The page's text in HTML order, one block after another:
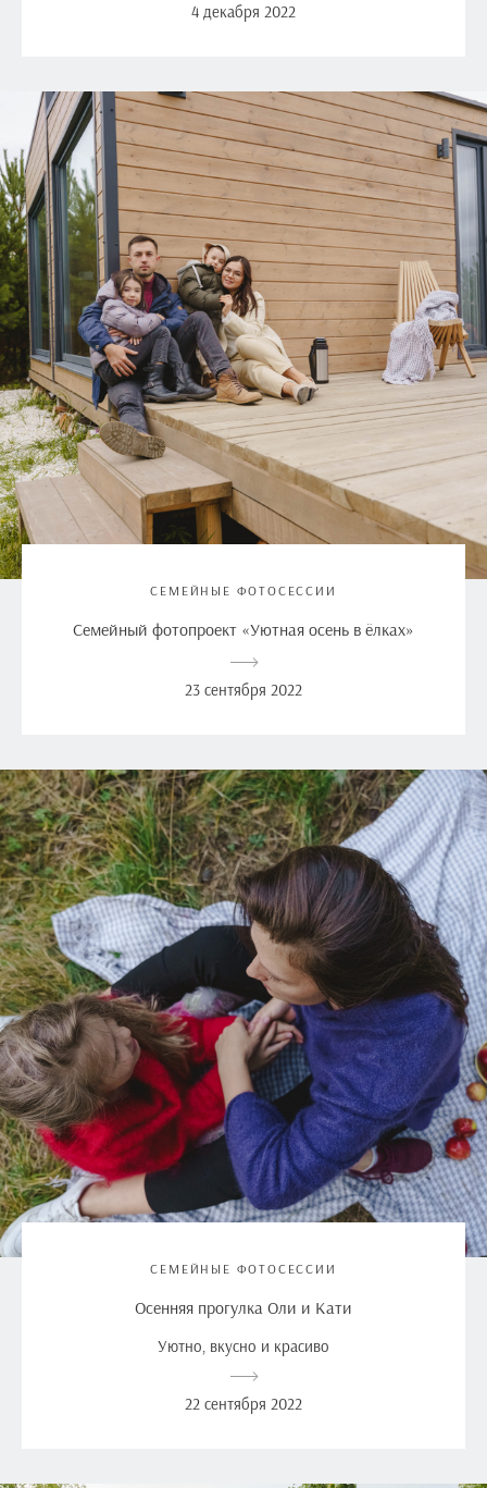
4 декабря 2022
СЕМЕЙНЫЕ ФОТОСЕССИИ
Семейный фотопроект «Уютная осень в ёлках»
23 сентября 2022
СЕМЕЙНЫЕ ФОТОСЕССИИ
Осенняя прогулка Оли и Кати
Уютно, вкусно и красиво
22 сентября 2022